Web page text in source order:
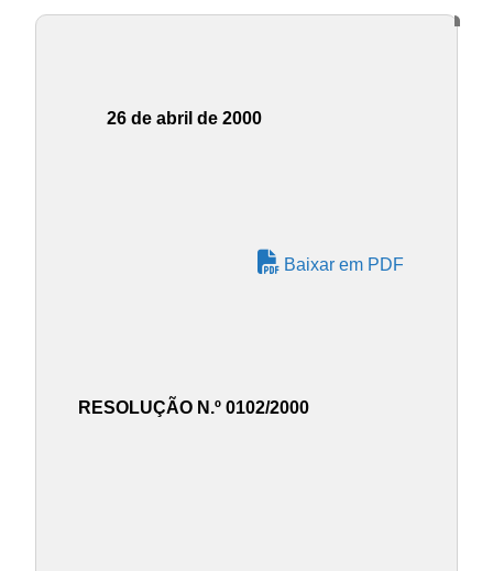
26 de abril de 2000
Baixar em PDF
RESOLUÇÃO N.º 0102/2000